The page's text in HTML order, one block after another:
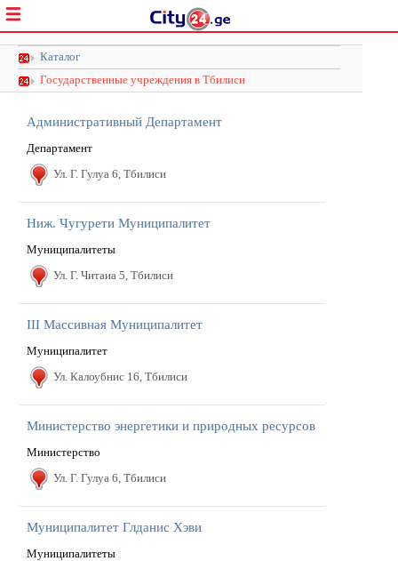
Каталог
Государственные учреждения в Тбилиси
Aдминистративный Департамент
Департамент
Ул. Г. Гулуа 6, Тбилиси
Hиж. Чугурети Муниципалитет
Муниципалитеты
Ул. Г. Читаиа 5, Тбилиси
III Массивная Муниципалитет
Муниципалитет
Ул. Калоубнис 16, Тбилиси
Mинистерство энергетики и природных ресурсов
Mинистерство
Ул. Г. Гулуа 6, Тбилиси
Mуниципалитет Глданис Хэви
Муниципалитеты